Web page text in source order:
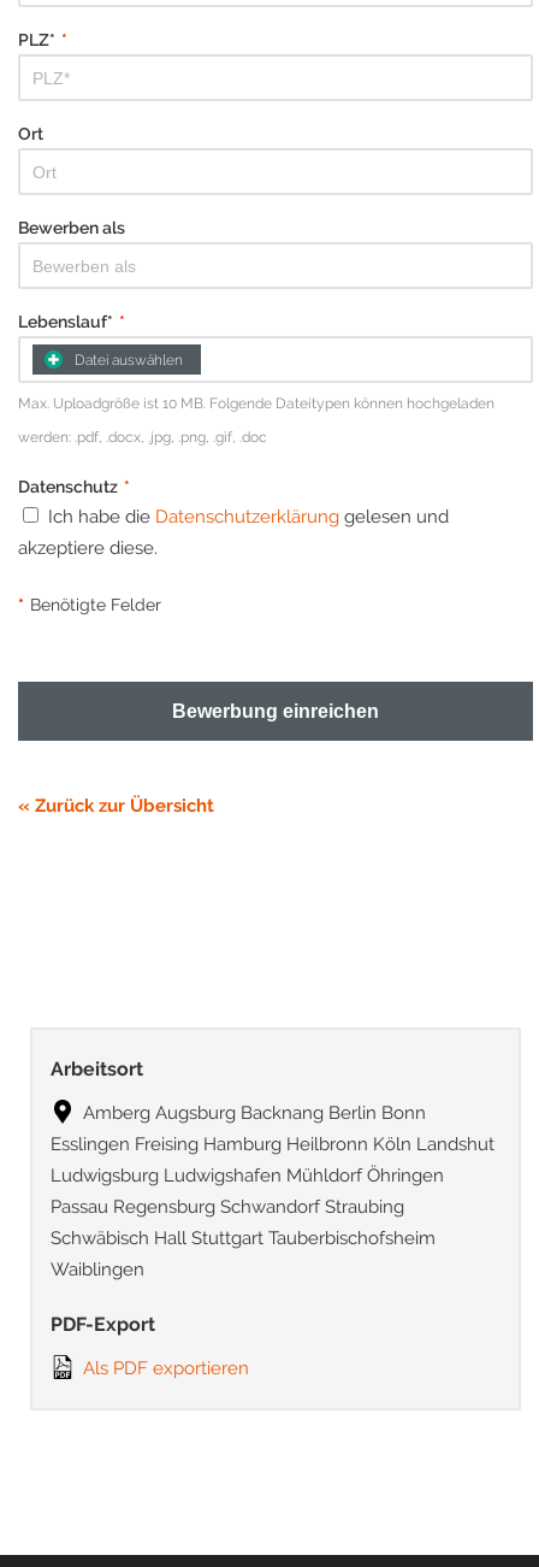
PLZ* *
Ort
Bewerben als
Lebenslauf* *
Datei auswählen
Max. Uploadgröße ist 10 MB. Folgende Dateitypen können hochgeladen
werden: .pdf, .docx, .jpg, .png, .gif, .doc
Datenschutz *
Ich habe die Datenschutzerklärung gelesen und
akzeptiere diese.
* Benötigte Felder
Bewerbung einreichen
« Zurück zur Übersicht
Arbeitsort
Amberg Augsburg Backnang Berlin Bonn
Esslingen Freising Hamburg Heilbronn Köln Landshut
Ludwigsburg Ludwigshafen Mühldorf Öhringen
Passau Regensburg Schwandorf Straubing
Schwäbisch Hall Stuttgart Tauberbischofsheim
Waiblingen
PDF-Export
Als PDF exportieren